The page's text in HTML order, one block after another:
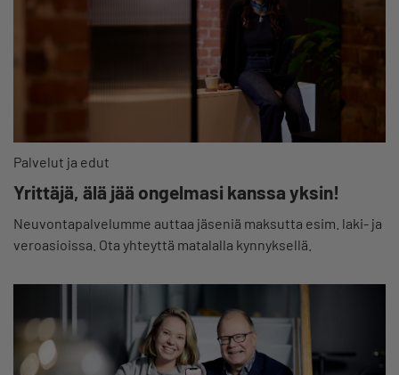
Palvelut ja edut
Yrittäjä, älä jää ongelmasi kanssa yksin!
Neuvontapalvelumme auttaa jäseniä maksutta esim. laki- ja
veroasioissa. Ota yhteyttä matalalla kynnyksellä.